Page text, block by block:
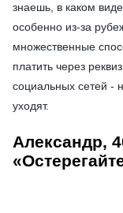
знаешь, в каком
особенно из-за
множественные
платить через
социальных сетей -
уходят.
Александр,